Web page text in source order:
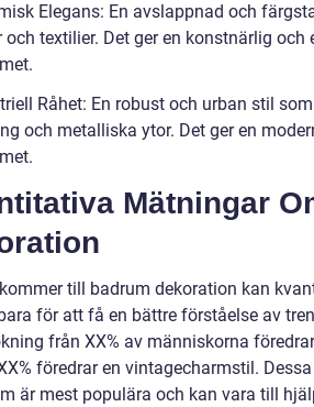
Elegans: En avslappnad och
och textilier. Det ger en konstnärlig och
Råhet: En robust och urban stil
och metalliska ytor. Det ger en
Mätningar
till badrum dekoration kan
för att få en bättre förståelse av
från XX% av människorna
föredrar en vintagecharmstil.
är mest populära och kan vara till